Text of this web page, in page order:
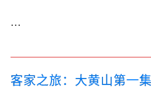
...
客家之旅：大黄山第一